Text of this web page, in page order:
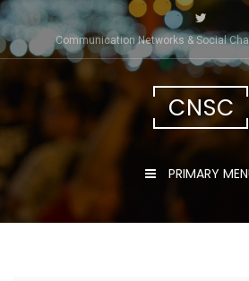
Skip
to
content
Communication Networks & Social
CNSC
PRIMARY